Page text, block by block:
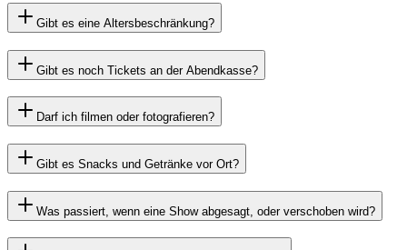
Gibt es eine Altersbeschränkung?
Gibt es noch Tickets an der Abendkasse?
Darf ich filmen oder fotografieren?
Gibt es Snacks und Getränke vor Ort?
Was passiert, wenn eine Show abgesagt, oder verschoben wird?